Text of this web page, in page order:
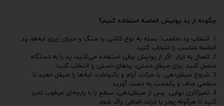
چگونه از پد پولیش الماسه استفاده کنیم؟
1. انتخاب پد مناسب: بسته به نوع کاشی یا سنگ و میزان زبری لبه‌ها، پد
الماسه مناسب را انتخاب کنید.
2. اتصال به ابزار: اگر از پولیش برقی استفاده می‌کنید، پد را به دستگاه
متصل کنید. برای صیقل دستی، پدهای دستی را انتخاب کنید.
3. شروع صیقل‌دهی: با حرکت آرام و یکنواخت، لبه‌ها را صیقل دهید تا
سطحی صاف و یکدست به دست آورید.
4. تمیزکاری نهایی: پس از صیقل‌دهی، سطح را با پارچه‌ای مرطوب تمیز
کنید تا هرگونه پودر یا ذرات اضافی پاک شود.